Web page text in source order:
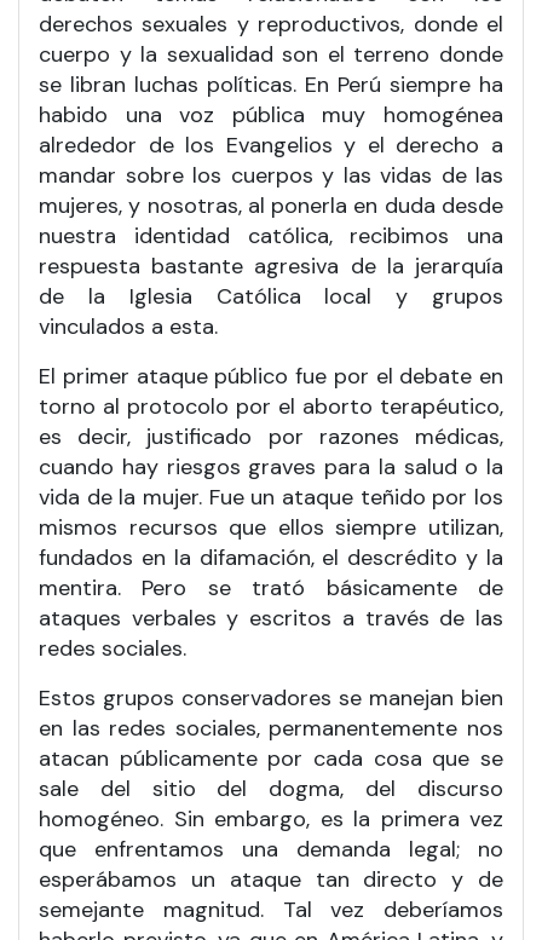
derechos sexuales y reproductivos, donde el
cuerpo y la sexualidad son el terreno donde
se libran luchas políticas. En Perú siempre ha
habido una voz pública muy homogénea
alrededor de los Evangelios y el derecho a
mandar sobre los cuerpos y las vidas de las
mujeres, y nosotras, al ponerla en duda desde
nuestra identidad católica, recibimos una
respuesta bastante agresiva de la jerarquía
de la Iglesia Católica local y grupos
vinculados a esta.
El primer ataque público fue por el debate en
torno al protocolo por el aborto terapéutico,
es decir, justificado por razones médicas,
cuando hay riesgos graves para la salud o la
vida de la mujer. Fue un ataque teñido por los
mismos recursos que ellos siempre utilizan,
fundados en la difamación, el descrédito y la
mentira. Pero se trató básicamente de
ataques verbales y escritos a través de las
redes sociales.
Estos grupos conservadores se manejan bien
en las redes sociales, permanentemente nos
atacan públicamente por cada cosa que se
sale del sitio del dogma, del discurso
homogéneo. Sin embargo, es la primera vez
que enfrentamos una demanda legal; no
esperábamos un ataque tan directo y de
semejante magnitud. Tal vez deberíamos